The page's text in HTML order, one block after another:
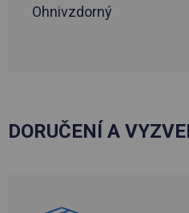
Ohnivzdorný
DORUČENÍ A